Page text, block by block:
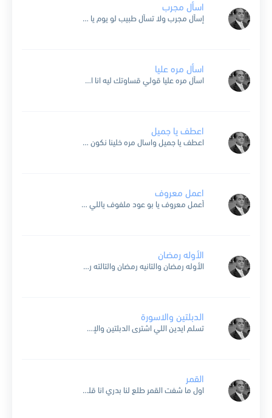
اسأل مجرب
إسأل مجرب ولا تسأل طبيب لو يوم يا قلبي ظلمك حبيب تعال ادلك وتعال اقول لك ده كل شي قسمه ونصيب إسأل مجرب داء الحب وعاش الحب وقلبه جريح وإسأل...
اسأل مره عليا
اسأل مره عليا قولي قساوتك ليه انا افديك بعنيه واكتر منهم ايه اسأل مره عليا .. اسأل عليا مره ايه اغلى من القلب اللي وهبته اليك شافك مره وحب وياما سالني...
اعطف يا جميل
اعطف يا جميل واسال مره خلينا نكون ع البال مره في غيابك كنت بتوحشنا ونجيلك ولا تسأل عنا هو انت يا جميل مخاصمنا والا العذال حجبوك عنا مين قال ان...
اعمل معروف
أعمل معروف يا بو عود ملفوف ياللي خدودك بلور مشطوف حبك على فين ح يوديني يا غزال بيجود يكسف هوليود ياللي حلوتك سكر معقود حبك على فين ح يوديني يا...
الأوله رمضان
الأوله رمضان والتانيه رمضان والتالته رمضان الأوله رمضان من كل عام مره والتانيه رمضان بين الشهور دره والتالته رمضان فى كل بيت سهره الاوله رمضان بيجى شهر التانيه رمضان وخيره...
الدبلتين والاسورة
تسلم ايدين اللي اشترى الدبلتين والإسوره تسلم .. تسلم .. تسلم .. تسلم تسلم ايدين اللي اشترى انا لما دريت من فرحتي جيت وحأقدم من عندي هديه دستة مناديل منظرها...
القمر
اول ما شفت القمر طلع لنا بدري انا قلت جاله خبر اني ح اشوف بدري في كل ليله انا اسهر واستنا واقول ده يوم المنى يوم فرحتي بلقاه واللي طوى...